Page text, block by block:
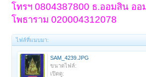
โทรฯ 0804387800 ธ.ออมสิน ออ
โพธาราม 020004312078
ไฟล์ที่แนบมา:
SAM_4239.JPG
ขนาดไฟล์:
เปิดดู: